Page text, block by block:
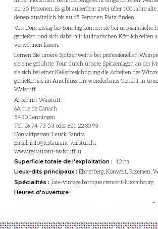
zu 35 Personen. Es gibt außerdem zwei über 100 Jahre
denen zusätzlich bis zu 65 Personen Platz finden.
Von Donnerstag bis Sonntag können sie bei uns sämtliche
genießen und sich dabei mit kulinarischen Köstlichkeiten
verwöhnen lassen.
Lernen Sie unsere Spitzenweine bei professionellen
sie eine geführte Tour durch unsere Spitzenlagen an der
sie sich bei einer Kellerbesichtigung die Arbeiten des
genießen sie im Anschluss ein wunderbares Gericht in
Wäistuff.
Anschrift Wäistuff:
6A rue de Canach
5430 Lenningen
Tel. 26 74 73 53 oder 621 22 80 93
Kontaktperson: Leuck Sandra
Email: info@restaurant-waistuff.lu
www.restaurant-waistuff.lu
Superficie totale de l'exploitation :
12 ha
Lieux-dits principaux :Ehnerberg, Konwelt, Rosemen,
Spécialités : ,late-vintage,barrique,crement-luxembourg
Heures d'ouverture :
-